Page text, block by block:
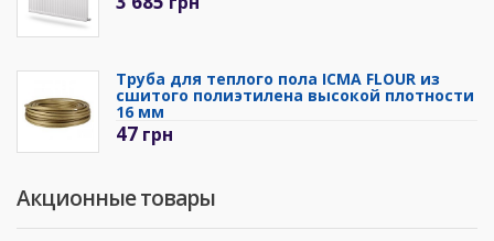
Труба для теплого пола ICMA FLOUR из
сшитого полиэтилена высокой плотности
16 мм
47 грн
Акционные товары